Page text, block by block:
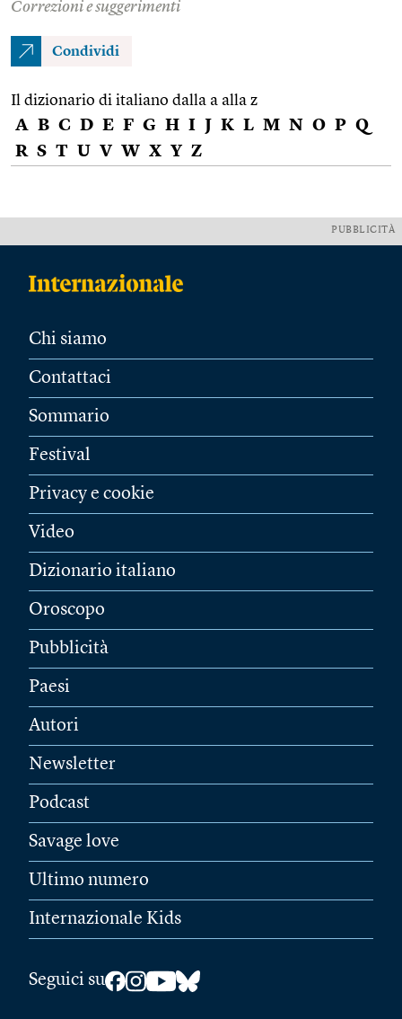
Correzioni e suggerimenti
Condividi
Il dizionario di italiano dalla a alla z
A B C D E F G H I J K L M N O P Q
R S T U V W X Y Z
PUBBLICITÀ
Chi siamo
Contattaci
Sommario
Festival
Privacy e cookie
Video
Dizionario italiano
Oroscopo
Pubblicità
Paesi
Autori
Newsletter
Podcast
Savage love
Ultimo numero
Internazionale Kids
Seguici su